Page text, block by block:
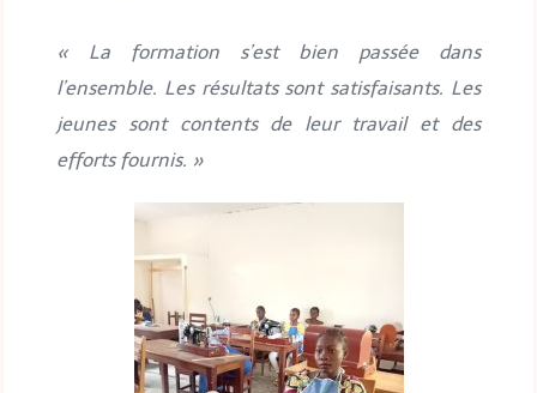
« La formation s’est bien passée dans
l’ensemble. Les résultats sont satisfaisants. Les
jeunes sont contents de leur travail et des
efforts fournis. »